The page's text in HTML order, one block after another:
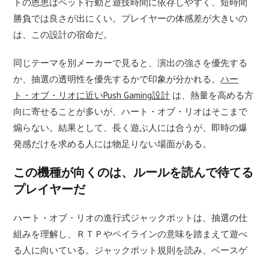
勝負では良さが出にくい。プレイヤーの体感差が大きいの
は、この設計の宿命だ。
同じテーマを別メーカーで見ると、演出の強さを優先する
か、抽選の透明性を優先するかで印象が分かれる。ハー
ト・オブ・リオに近いPush Gaming設計 は、熱量を高める方
向に寄せることが多いが、ハート・オブ・リオはそこまで
煽らない。結果として、長く遊ぶ人には合うが、即時の爆
発感だけを求める人には物足りない場面がある。
この機種が向くのは、ルールを読んで待てる
プレイヤーだ
ハート・オブ・リオの進行式ジャックポットは、抽選の仕
組みを理解し、ＲＴＰやペイラインの意味を踏まえて遊べ
る人に向いている。ジャックポット規則を読み、ベースゲ